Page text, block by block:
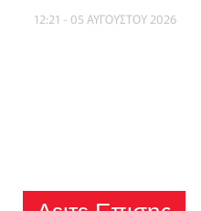
12:21 - 05 ΑΥΓΟΥΣΤΟΥ 2026